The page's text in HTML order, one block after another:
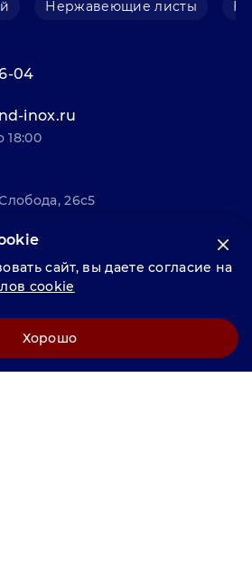
Нержавеющие листы
04
inox.ru
18:00
26с5
Разработка и комплексное
"
сайт, вы даете согласие на
cookie
Хорошо